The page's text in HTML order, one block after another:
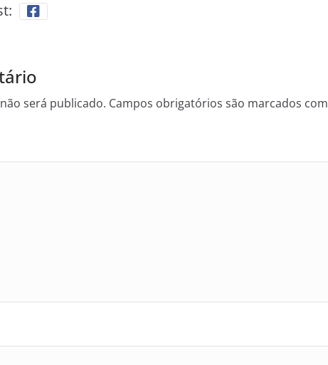
será publicado. Campos obrigatórios são marcados com